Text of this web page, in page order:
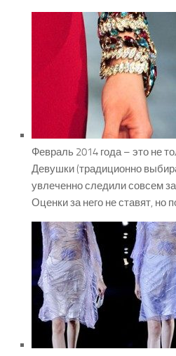
Февраль 2014 года – это не
Девушки (традиционно
увлеченно следили совсем
Оценки за него не ставят, но